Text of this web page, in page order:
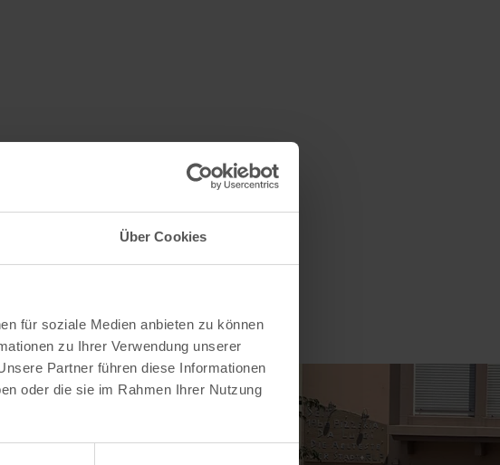
Über Cookies
für soziale Medien anbieten zu können
zu Ihrer Verwendung unserer
Partner führen diese Informationen
oder die sie im Rahmen Ihrer Nutzung